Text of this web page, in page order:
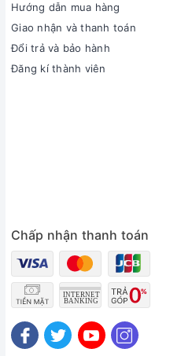
Hướng dẫn mua hàng
Giao nhận và thanh toán
Đổi trả và bảo hành
Đăng kí thành viên
Chấp nhận thanh toán